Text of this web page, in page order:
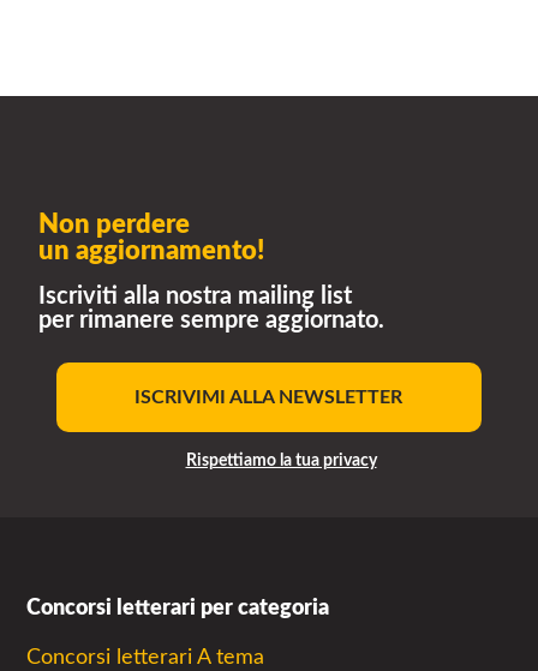
Non perdere
un aggiornamento!
Iscriviti alla nostra mailing list
per rimanere sempre aggiornato.
ISCRIVIMI ALLA NEWSLETTER
Rispettiamo la tua privacy
Concorsi letterari per categoria
Concorsi letterari A tema